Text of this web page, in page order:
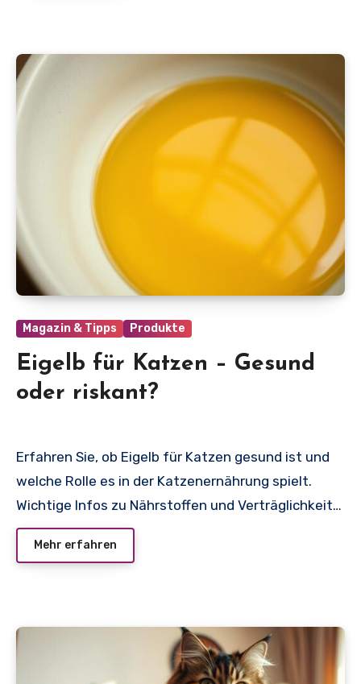
Magazin & Tipps Produkte
Eigelb für Katzen – Gesund
oder riskant?
Erfahren Sie, ob Eigelb für Katzen gesund ist und
welche Rolle es in der Katzenernährung spielt.
Wichtige Infos zu Nährstoffen und Verträglichkeit…
Mehr erfahren